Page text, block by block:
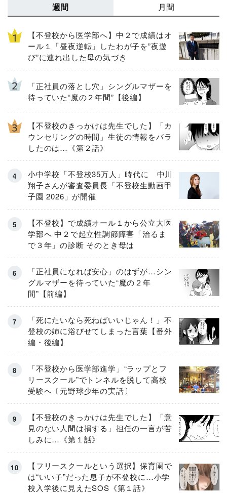
週間 月間
【不登校から医学部へ】中２で成績はオ
ール１「昼夜逆転」したわが子を”夜遊
び”に連れ出した母の気づき
「正社員の落とし穴」シングルマザーを
待っていた“魔の２年間”【後編】
【不登校のきっかけは先生でした】「カ
ウンセリングの時間」生徒の情報をバラ
したのは…《第２話》
小中学校「不登校35万人」時代に 中川
翔子さんが審査委員長「不登校生動画甲
子園 2026」が開催
【不登校】で成績オール１から公立大医
学部へ 中２で起立性調節障害「治るま
で３年」の診断 そのとき母は
「正社員になれば安心」のはずが…シン
グルマザーを待っていた“魔の２年
間”【前編】
「死にたいなら死ねばいいじゃん！」不
登校の姉に浴びせてしまった言葉【番外
編・後編】
「不登校から医学部進学」“ラップとフ
リースクール”でトンネルを脱して高校
受験へ〔元野球少年の実話〕
【不登校のきっかけは先生でした】「意
見のない人間は損する」担任の一言が苦
しみに…《第１話》
【フリースクールという選択】保育園で
は“いい子”だった息子が不登校に…小学
校入学後に見えたSOS《第１話》